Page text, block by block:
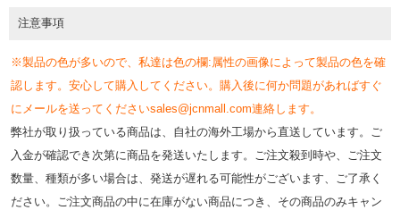
注意事項
※製品の色が多いので、私達は色の欄:属性の画像によって製品の色を確
認します。安心して購入してください。購入後に何か問題があればすぐ
にメールを送ってくださいsales@jcnmall.com連絡します。
弊社が取り扱っている商品は、自社の海外工場から直送しています。ご
入金が確認でき次第に商品を発送いたします。ご注文殺到時や、ご注文
数量、種類が多い場合は、発送が遅れる可能性がございます、ご了承く
ださい。ご注文商品の中に在庫がない商品につき、その商品のみキャン